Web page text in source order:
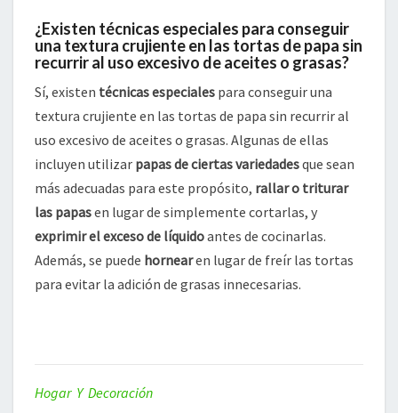
¿Existen técnicas especiales para conseguir
una textura crujiente en las tortas de papa sin
recurrir al uso excesivo de aceites o grasas?
Sí, existen técnicas especiales para conseguir una
textura crujiente en las tortas de papa sin recurrir al
uso excesivo de aceites o grasas. Algunas de ellas
incluyen utilizar papas de ciertas variedadesque sean
más adecuadas para este propósito, rallar o triturar
las papasen lugar de simplemente cortarlas, y
exprimir el exceso de líquidoantes de cocinarlas.
Además, se puede hornearen lugar de freír las tortas
para evitar la adición de grasas innecesarias.
Hogar Y Decoración